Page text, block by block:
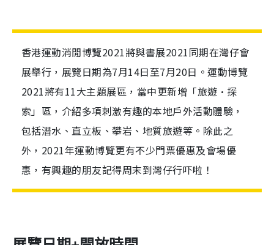
香港運動消閒博覽2021將與書展2021同期在灣仔會
展舉行，展覽日期為7月14日至7月20日。運動博覽
2021將有11大主題展區，當中更新增「旅遊·探
索」區，介紹多項刺激有趣的本地戶外活動體驗，
包括潛水、直立板、攀岩、地質旅遊等。除此之
外，2021年運動博覽更有不少門票優惠及會場優
惠，有興趣的朋友記得周末到灣仔行吓啦！